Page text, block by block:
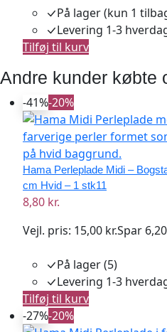
På lager(kun 1
Levering 1-3
Tilføj til kurv
Andre kunder købte
-41%-20%
Hama Perleplade Midi –
cm Hvid – 1 stk11
8,80 kr.
Vejl. pris: 15,00 kr.Spar
På lager (5)
Levering 1-3
Tilføj til kurv
-27%-20%